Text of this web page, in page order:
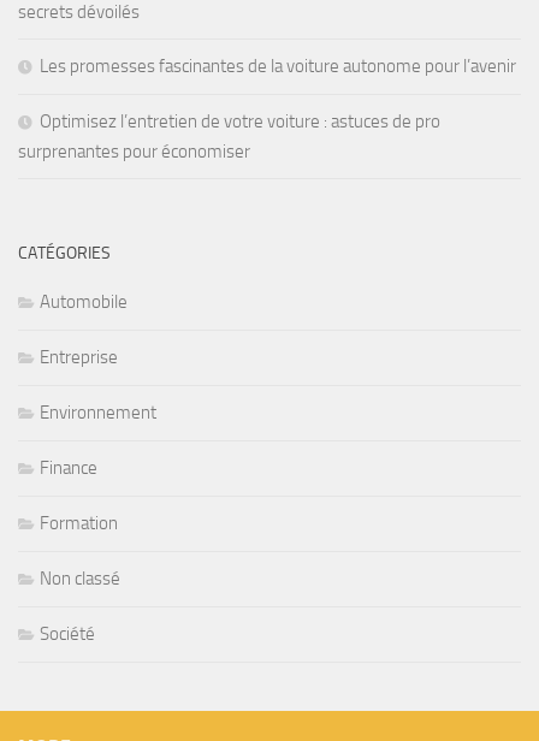
secrets dévoilés
Les promesses fascinantes de la voiture autonome pour l’avenir
Optimisez l’entretien de votre voiture : astuces de pro
surprenantes pour économiser
CATÉGORIES
Automobile
Entreprise
Environnement
Finance
Formation
Non classé
Société